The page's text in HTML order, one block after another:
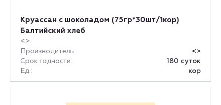
Круассан с шоколадом (75гр*30шт/1кор)
Балтийский хлеб
<>
Производитель:
<>
Срок годности:
180 суток
Ед.:
кор